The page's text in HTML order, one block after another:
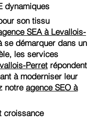
dynamiques
son tissu
SEA à Levallois-
se démarquer dans un
les services
Perret répondent
à moderniser leur
notreagence SEO à
croissance